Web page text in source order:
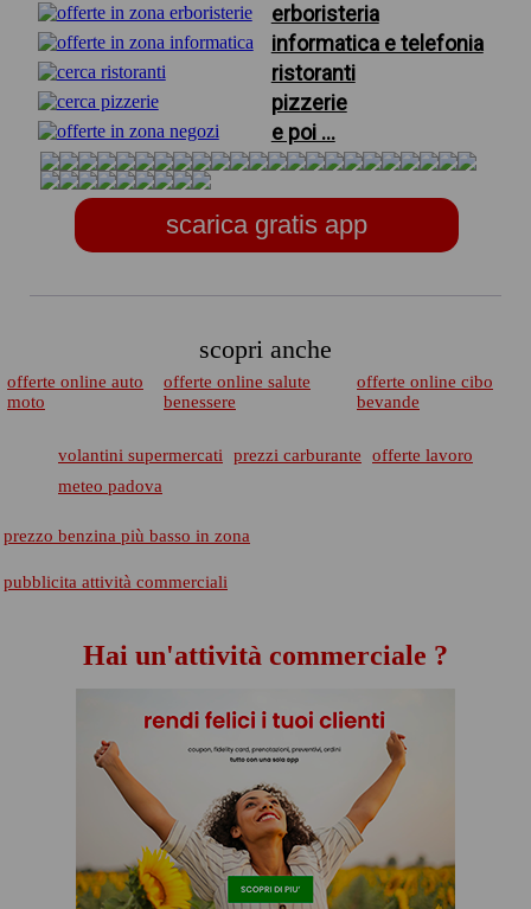
erboristeria
informatica e telefonia
ristoranti
pizzerie
e poi ...
scarica gratis app
scopri anche
offerte online auto
moto
offerte online salute
benessere
offerte online cibo
bevande
volantini supermercati prezzi carburante
offerte lavoro
meteo padova
prezzo benzina più basso in zona
pubblicita attività commerciali
Hai un'attività commerciale ?